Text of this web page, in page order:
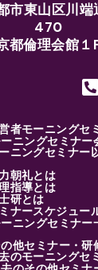
東山区川端
470
都倫理会館１
者モーニングセ
ニングセミナー
ニングセミナー
朝礼とは
指導とは
研とは
ナースケジュー
ニングセミナー
他セミナー・研
のモーニングセ